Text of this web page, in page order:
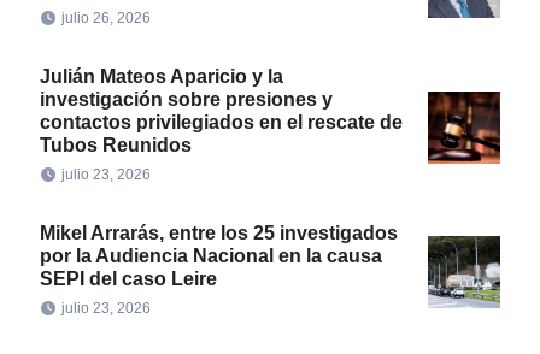
julio 26, 2026
Julián Mateos Aparicio y la
investigación sobre presiones y
contactos privilegiados en el rescate de
Tubos Reunidos
julio 23, 2026
Mikel Arrarás, entre los 25 investigados
por la Audiencia Nacional en la causa
SEPI del caso Leire
julio 23, 2026